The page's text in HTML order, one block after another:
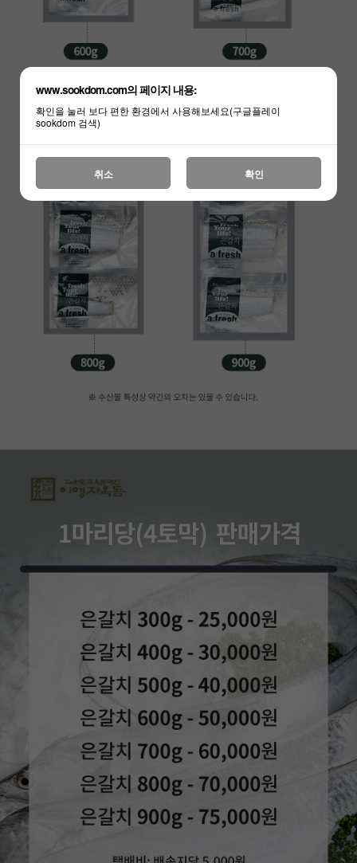
www.sookdom.com의 페이지 내용:
확인을 눌러 보다 편한 환경에서 사용해보세요(구글플레이
sookdom 검색)
취소 확인